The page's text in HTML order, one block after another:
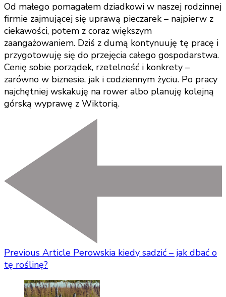
Od małego pomagałem dziadkowi w naszej rodzinnej
firmie zajmującej się uprawą pieczarek – najpierw z
ciekawości, potem z coraz większym
zaangażowaniem. Dziś z dumą kontynuuję tę pracę i
przygotowuję się do przejęcia całego gospodarstwa.
Cenię sobie porządek, rzetelność i konkrety –
zarówno w biznesie, jak i codziennym życiu. Po pracy
najchętniej wskakuję na rower albo planuję kolejną
górską wyprawę z Wiktorią.
Previous Article Perowskia kiedy sadzić – jak dbać o
tę roślinę?